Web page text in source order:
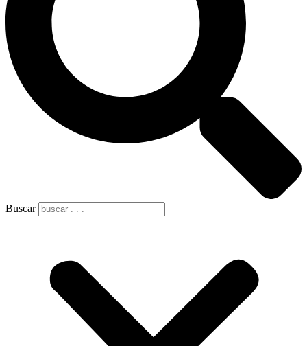
Buscar